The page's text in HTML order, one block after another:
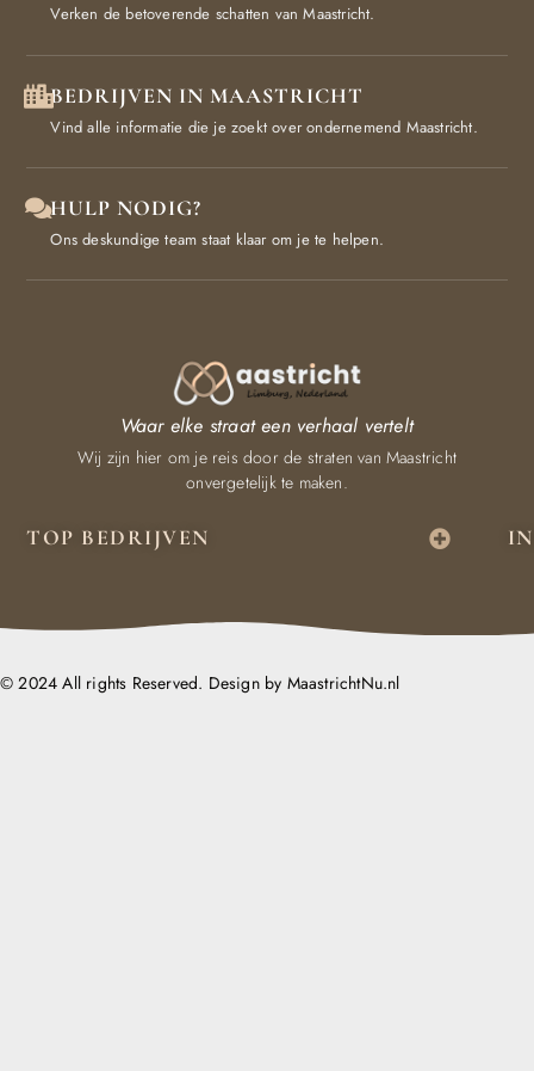
Verken de betoverende schatten van Maastricht.
BEDRIJVEN IN MAASTRICHT
Vind alle informatie die je zoekt over ondernemend Maastricht.
HULP NODIG?
Ons deskundige team staat klaar om je te helpen.
TOP BEDRIJVEN
Waar elke straat een verhaal vertelt
Wij zijn hier om je reis door de straten van Maastricht
onvergetelijk te maken.
© 2024 All rights Reserved. Design by MaastrichtNu.nl